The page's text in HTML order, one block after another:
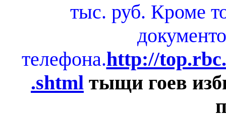
тыс. руб. Кроме
телефона.http://
.shtml тыщи гоев